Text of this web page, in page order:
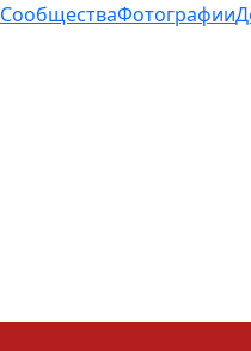
СообществаФотографии